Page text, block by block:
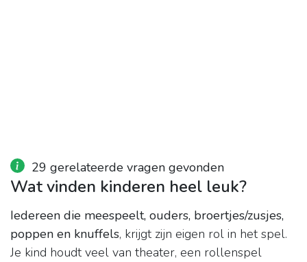
29 gerelateerde vragen gevonden
Wat vinden kinderen heel leuk?
Iedereen die meespeelt, ouders, broertjes/zusjes,
poppen en knuffels, krijgt zijn eigen rol in het spel.
Je kind houdt veel van theater, een rollenspel